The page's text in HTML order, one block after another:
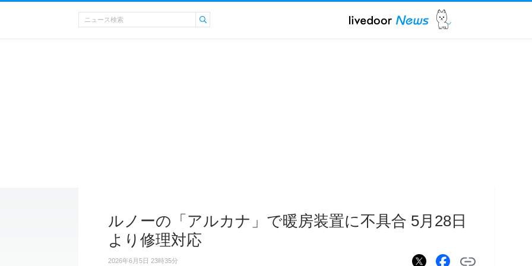
ルノーの「アルカナ」で暖房装置に不具合 5月28日
より修理対応
2026年6月5日 23時35分